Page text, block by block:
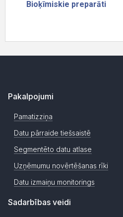
Pakalpojumi
Pamatizziņa
Datu pārraide tiešsaistē
Segmentēto datu atlase
Uzņēmumu novērtēšanas rīki
Datu izmaiņu monitorings
Sadarbības veidi